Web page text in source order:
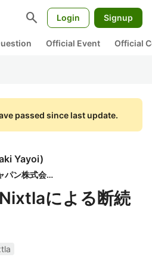
search Login Signup
Official Event Official
passed since last update.
Yayoi)
データブリックス・ジャパン株式会社
による断続